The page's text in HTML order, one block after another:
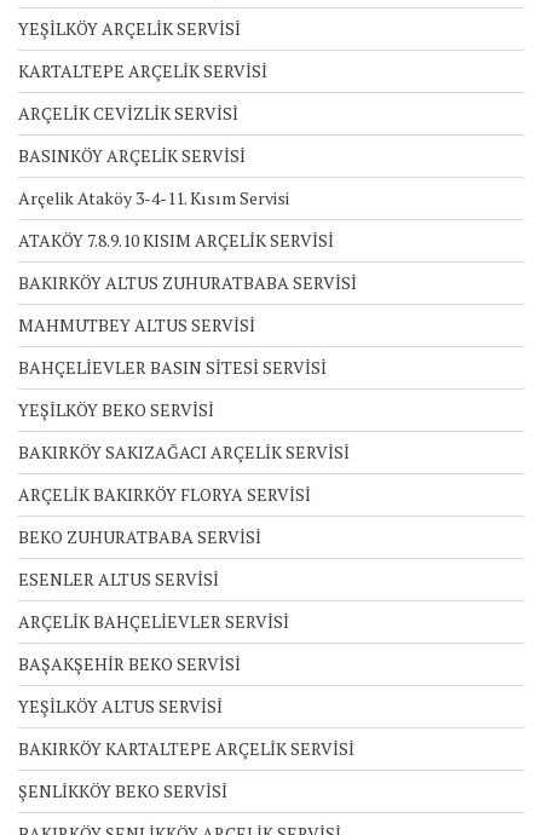
YEŞİLKÖY ARÇELİK SERVİSİ
KARTALTEPE ARÇELİK SERVİSİ
ARÇELİK CEVİZLİK SERVİSİ
BASINKÖY ARÇELİK SERVİSİ
Arçelik Ataköy 3-4-11. Kısım Servisi
ATAKÖY 7.8.9.10 KISIM ARÇELİK SERVİSİ
BAKIRKÖY ALTUS ZUHURATBABA SERVİSİ
MAHMUTBEY ALTUS SERVİSİ
BAHÇELİEVLER BASIN SİTESİ SERVİSİ
YEŞİLKÖY BEKO SERVİSİ
BAKIRKÖY SAKIZAĞACI ARÇELİK SERVİSİ
ARÇELİK BAKIRKÖY FLORYA SERVİSİ
BEKO ZUHURATBABA SERVİSİ
ESENLER ALTUS SERVİSİ
ARÇELİK BAHÇELİEVLER SERVİSİ
BAŞAKŞEHİR BEKO SERVİSİ
YEŞİLKÖY ALTUS SERVİSİ
BAKIRKÖY KARTALTEPE ARÇELİK SERVİSİ
ŞENLİKKÖY BEKO SERVİSİ